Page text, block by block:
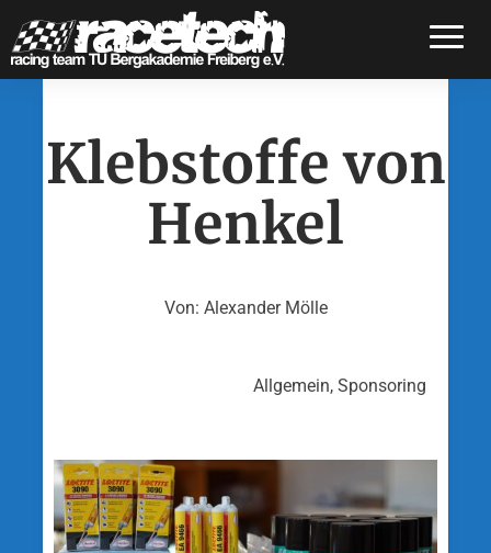
Klebstoffe von
Henkel
Von: Alexander Mölle
Allgemein, Sponsoring